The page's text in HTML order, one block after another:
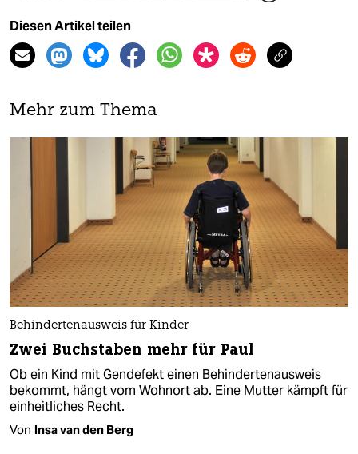
Diesen Artikel teilen
Mehr zum Thema
Behindertenausweis für Kinder
Zwei Buchstaben mehr für Paul
Ob ein Kind mit Gendefekt einen Behindertenausweis
bekommt, hängt vom Wohnort ab. Eine Mutter kämpft für
einheitliches Recht.
Von Insa van den Berg